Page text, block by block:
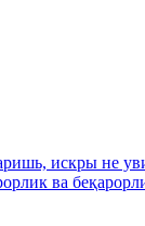
искры не
ва